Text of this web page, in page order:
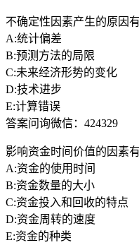
不确定性因素产生的原因有
A:统计偏差
B:预测方法的局限
C:未来经济形势的变化
D:技术进步
E:计算错误
答案问询微信：424329
影响资金时间价值的因素有
A:资金的使用时间
B:资金数量的大小
C:资金投入和回收的特点
D:资金周转的速度
E:资金的种类